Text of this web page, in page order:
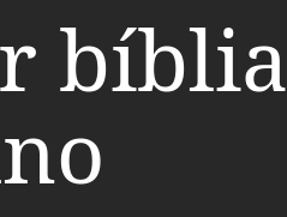
bíblia